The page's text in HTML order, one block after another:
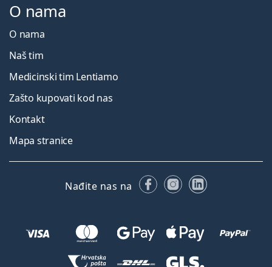
O nama
O nama
Naš tim
Medicinski tim Lentiamo
Zašto kupovati kod nas
Kontakt
Mapa stranice
Nađite nas na FacebookuInstagramu
LinkedIn